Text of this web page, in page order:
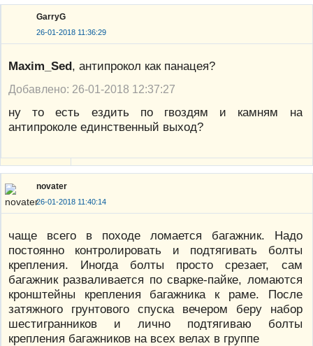
GarryG
26-01-2018 11:36:29
Maxim_Sed, антипрокол как панацея?
Добавлено: 26-01-2018 12:37:27
ну то есть ездить по гвоздям и камням на
антипроколе единственный выход?
novater
26-01-2018 11:40:14
чаще всего в походе ломается багажник. Надо
постоянно контролировать и подтягивать болты
крепления. Иногда болты просто срезает, сам
багажник разваливается по сварке-пайке, ломаются
кронштейны крепления багажника к раме. После
затяжного грунтового спуска вечером беру набор
шестигранников и лично подтягиваю болты
крепления багажников на всех велах в группе